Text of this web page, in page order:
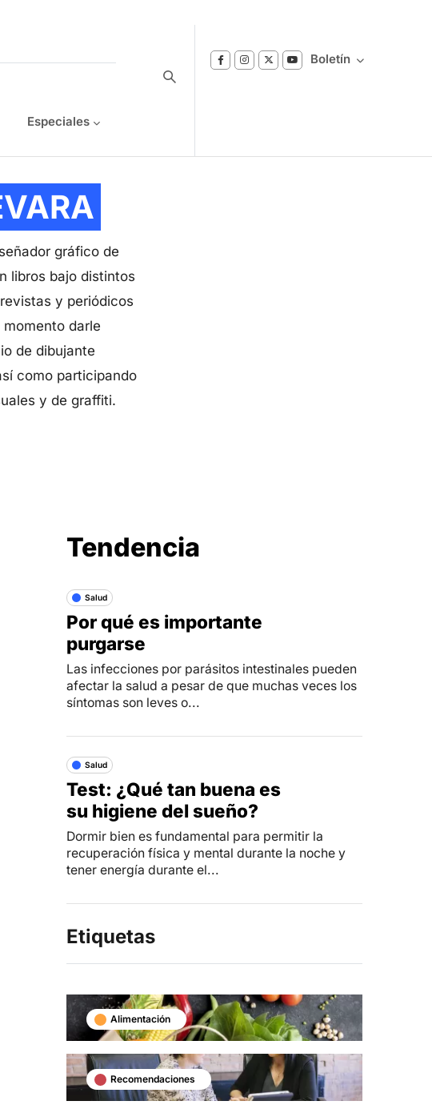
Especiales
Boletín
Suscríbase a nuestro boletín
Bienestar que le interesan.
gráfico de
libros bajo distintos
y periódicos
darle
de dibujante
como participando
y de graffiti.
Tendencia
Salud
Por qué es importante
purgarse
Las infecciones por parásitos intestinales pueden
afectar la salud a pesar de que muchas veces los
síntomas son leves o...
Salud
Test: ¿Qué tan buena es
su higiene del sueño?
Dormir bien es fundamental para permitir la
recuperación física y mental durante la noche y
tener energía durante el...
Etiquetas
Alimentación
Recomendaciones